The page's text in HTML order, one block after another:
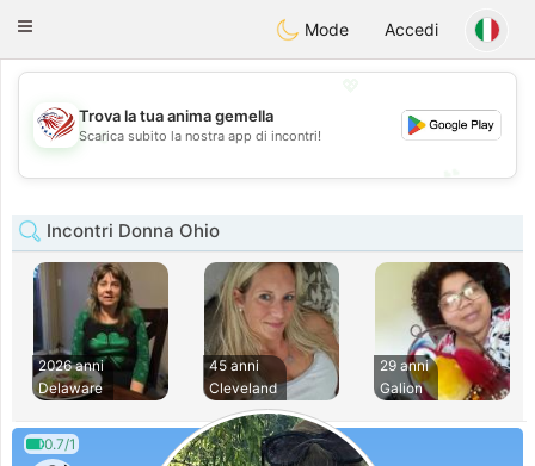
StatesDating
Toggle
Mode Accedi
💖
💕
Trova la tua anima gemella
Scarica subito la nostra app di incontri!
Incontri Donna Ohio
2026 anni
Delaware
45 anni
Cleveland
29 anni
Galion
0.7/1